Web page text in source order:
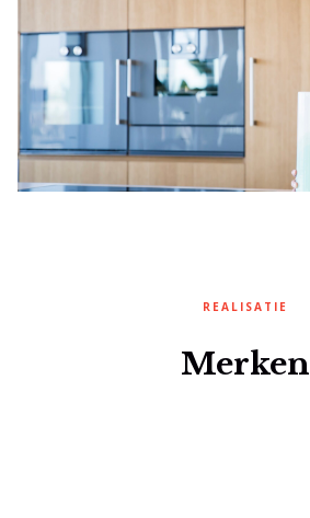
REALISATIE
Merken